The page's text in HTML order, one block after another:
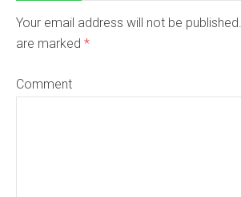
Your email address will not be
are marked *
Comment